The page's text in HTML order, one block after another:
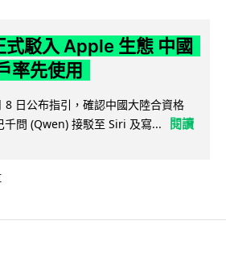
式駁入 Apple 生態 中國
率先使用
日公布指引，確認中國大陸合資格
千問 (Qwen) 接駁至 Siri 及寫...
閱讀